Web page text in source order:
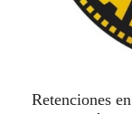
Retenciones